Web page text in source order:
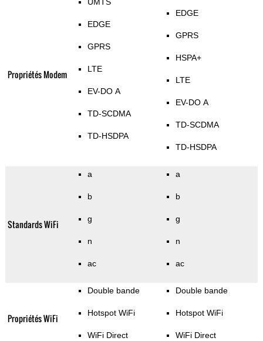
Propriétés Modem
EDGE
GPRS
LTE
EV-DO A
TD-SCDMA
TD-HSDPA
EDGE
GPRS
HSPA+
LTE
EV-DO A
TD-SCDMA
TD-HSDPA
Standards WiFi
a
b
g
n
ac
a
b
g
n
ac
Propriétés WiFi
Double bande
Hotspot WiFi
WiFi Direct
Double bande
Hotspot WiFi
WiFi Direct